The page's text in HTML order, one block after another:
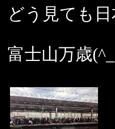
どう見ても
富士山万歳